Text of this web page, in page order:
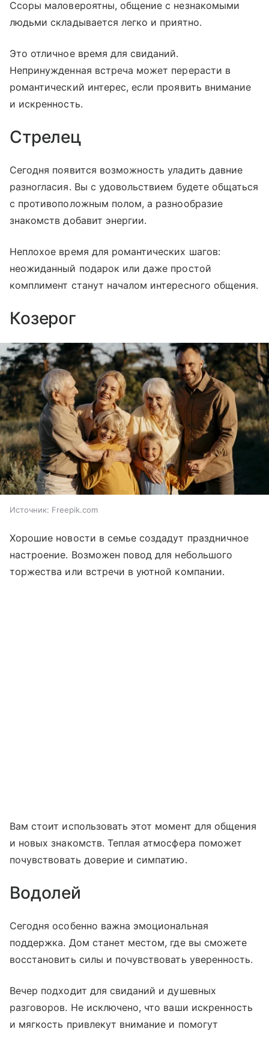
Ссоры маловероятны, общение с незнакомыми
людьми складывается легко и приятно.
Это отличное время для свиданий.
Непринужденная встреча может перерасти в
романтический интерес, если проявить внимание
и искренность.
Стрелец
Сегодня появится возможность уладить давние
разногласия. Вы с удовольствием будете общаться
с противоположным полом, а разнообразие
знакомств добавит энергии.
Неплохое время для романтических шагов:
неожиданный подарок или даже простой
комплимент станут началом интересного общения.
Козерог
Источник: Freepik.com
Хорошие новости в семье создадут праздничное
настроение. Возможен повод для небольшого
торжества или встречи в уютной компании.
Вам стоит использовать этот момент для общения
и новых знакомств. Теплая атмосфера поможет
почувствовать доверие и симпатию.
Водолей
Сегодня особенно важна эмоциональная
поддержка. Дом станет местом, где вы сможете
восстановить силы и почувствовать уверенность.
Вечер подходит для свиданий и душевных
разговоров. Не исключено, что ваши искренность
и мягкость привлекут внимание и помогут